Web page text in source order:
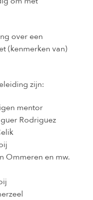
over een
(kenmerken van)
zijn:
mentor
Rodriguez
Ommeren en mw.